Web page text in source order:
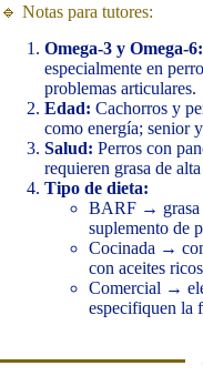
🔹 Notas para tutores:
Omega-3 y Omega-6:
especialmente en
problemas articulares.
Edad: Cachorros y
como energía; senior
Salud: Perros con
requieren grasa de
Tipo de dieta:
BARF → grasa
suplemento de
Cocinada →
con aceites
Comercial →
especifiquen la